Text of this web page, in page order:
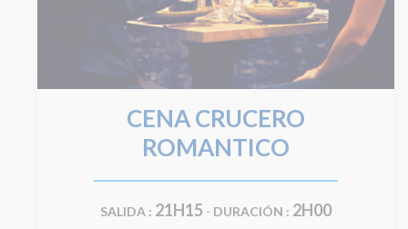
CENA CRUCERO
ROMANTICO
SALIDA : 21H15 - DURACIÓN : 2H00